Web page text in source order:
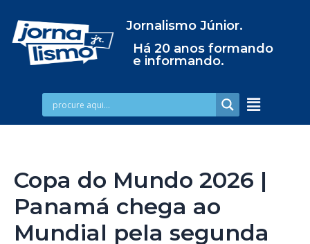
Jornalismo Júnior.
Há 20 anos formando
e informando.
Copa do Mundo 2026 |
Panamá chega ao
Mundial pela segunda